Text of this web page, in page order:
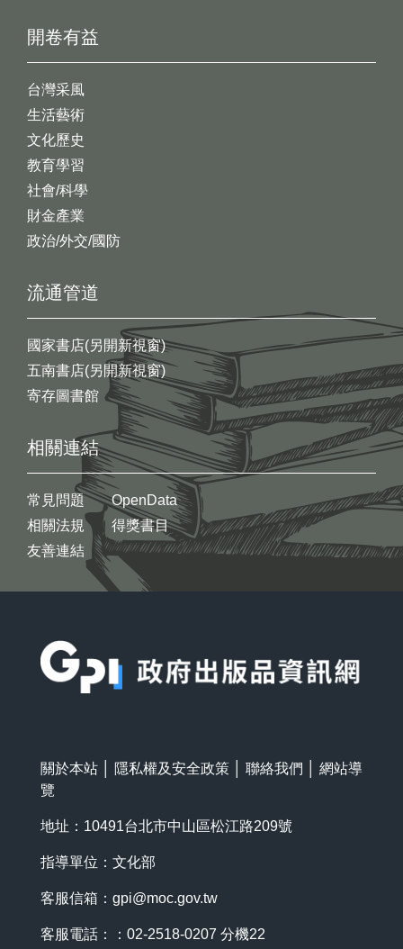
開卷有益
台灣采風
生活藝術
文化歷史
教育學習
社會/科學
財金產業
政治/外交/國防
流通管道
國家書店(另開新視窗)
五南書店(另開新視窗)
寄存圖書館
相關連結
常見問題
相關法規
友善連結
OpenData
得獎書目
關於本站 隱私權及安全政策 聯絡我們
網站導
覽
地址：10491台北市中山區松江路209號
指導單位：文化部
客服信箱： gpi@moc.gov.tw
客服電話：：02-2518-0207 分機22